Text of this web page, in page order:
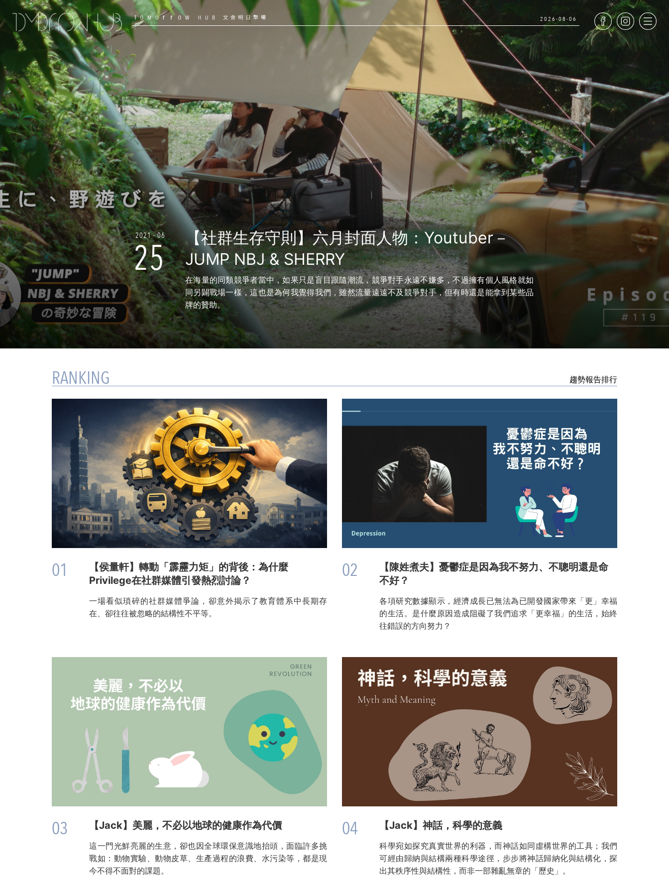
2026-08-06
2021 - 06
25
【社群生存守則】六月封面人物：Youtuber－
JUMP NBJ & SHERRY
在海量的同類競爭者當中，如果只是盲目跟隨潮流，競爭對手永遠不嫌多，不過擁有個人風格就如
同另闢戰場一樣，這也是為何我覺得我們，雖然流量遠遠不及競爭對手，但有時還是能拿到某些品
牌的贊助。
RANKING 趨勢報告排行
01
【侯量軒】轉動「霹靂力矩」的背後：為什麼
Privilege在社群媒體引發熱烈討論？
一場看似瑣碎的社群媒體爭論，卻意外揭示了教育體系中長期存
在、卻往往被忽略的結構性不平等。
02
【陳姓煮夫】憂鬱症是因為我不努力、不聰明還是命
不好？
各項研究數據顯示，經濟成長已無法為已開發國家帶來「更」幸福
的生活。是什麼原因造成阻礙了我們追求「更幸福」的生活，始終
往錯誤的方向努力？
03 【Jack】美麗，不必以地球的健康作為代價
這一門光鮮亮麗的生意，卻也因全球環保意識地抬頭，面臨許多挑
戰如：動物實驗、動物皮草、生產過程的浪費、水污染等，都是現
今不得不面對的課題。
04 【Jack】神話，科學的意義
科學宛如探究真實世界的利器，而神話如同虛構世界的工具；我們
可經由歸納與結構兩種科學途徑，步步將神話歸納化與結構化，探
出其秩序性與結構性，而非一部雜亂無章的「歷史」。